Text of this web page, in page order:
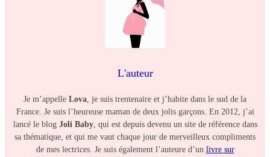
L'auteur
Je m’appelle Lova, je suis trentenaire et j’habite dans le sud de la
France. Je suis l’heureuse maman de deux jolis garçons. En 2012, j’ai
lancé le blog Joli Baby, qui est depuis devenu un site de référence dans
sa thématique, et qui me vaut chaque jour de merveilleux compliments
de mes lectrices. Je suis également l’auteure d’un livre sur